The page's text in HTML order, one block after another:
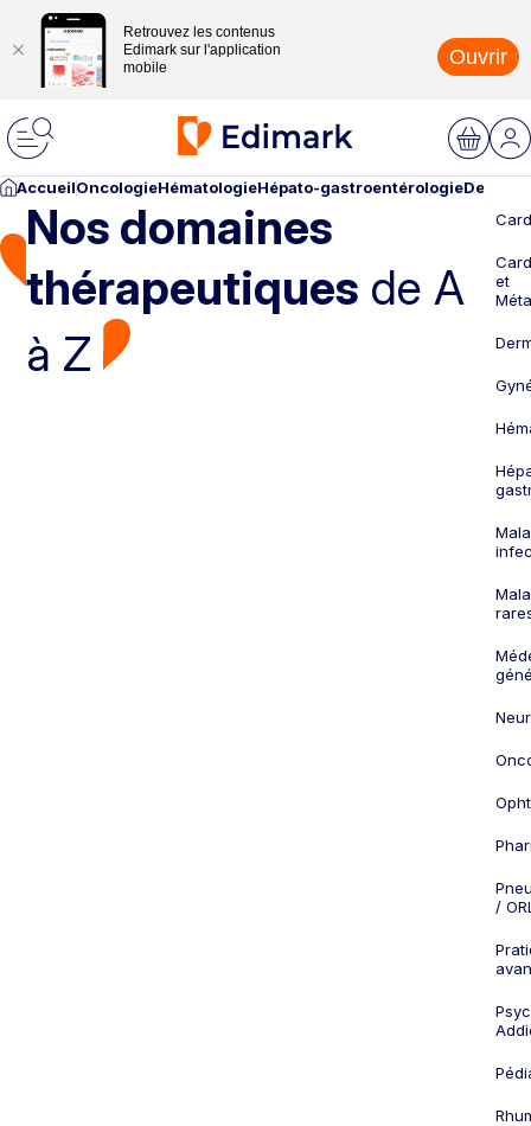
Retrouvez les contenus
Edimark sur l'application
mobile
Ouvrir
AccueilOncologieHématologieHépato-gastroentérologie
Nos domaines
thérapeutiques de A
à Z
et
/